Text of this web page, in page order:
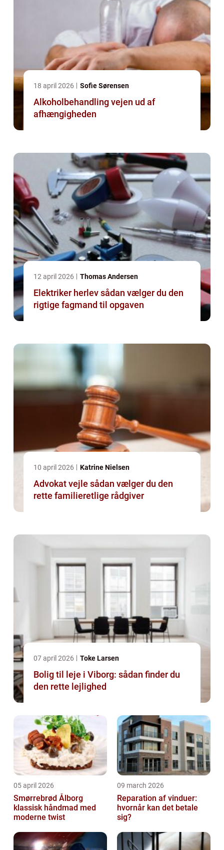
18 april 2026 Sofie Sørensen
Alkoholbehandling vejen ud af
afhængigheden
12 april 2026 Thomas Andersen
Elektriker herlev sådan vælger du den
rigtige fagmand til opgaven
10 april 2026 Katrine Nielsen
Advokat vejle sådan vælger du den
rette familieretlige rådgiver
07 april 2026 Toke Larsen
Bolig til leje i Viborg: sådan finder du
den rette lejlighed
05 april 2026
Smørrebrød Ålborg
klassisk håndmad med
moderne twist
09 march 2026
Reparation af vinduer:
hvornår kan det betale
sig?